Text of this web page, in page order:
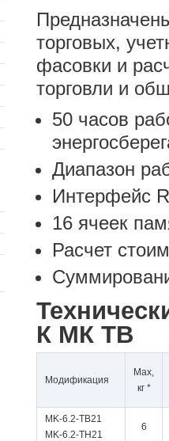
торговых,
фасовки и
торговли и
50 часов
Диапазон
Интерфейс
16 ячеек
Расчет
К МК ТВ
Модификация
Мах,
кг *
MK-6.2-TB21
MK-6.2-TH21
6